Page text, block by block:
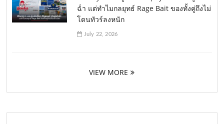
ฉ่ำ แต่ทำไมกลยุทธ์ Rage Bait ของทั้งคู่ถึงไม่
โดนทัวร์ลงหนัก
July 22, 2026
VIEW MORE